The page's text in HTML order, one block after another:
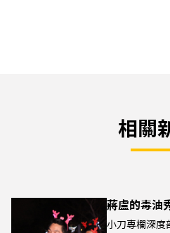
相關
蔣盧的毒油
小刀專欄深度